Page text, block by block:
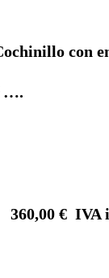
con
….
360,00 € IVA